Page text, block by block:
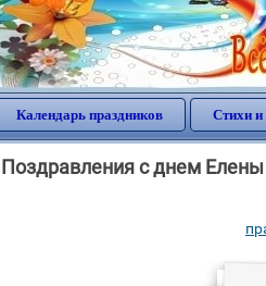
Календарь праздников Стихи
Поздравления с днем